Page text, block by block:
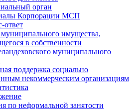
орган
Корпорации МСП
ответ
муниципального имущества,
в собственности
муниципального
поддержка социально
некоммерческим организациям
по неформальной занятости